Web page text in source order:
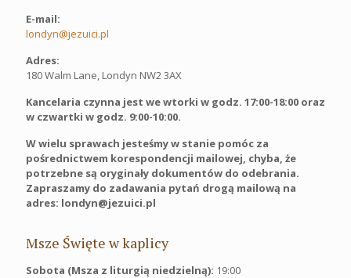
E-mail:
londyn@jezuici.pl
Adres:
180 Walm Lane, Londyn NW2 3AX
Kancelaria czynna jest we wtorki w godz. 17:00-18:00 oraz
w czwartki w godz. 9:00-10:00.
W wielu sprawach jesteśmy w stanie pomóc za
pośrednictwem korespondencji mailowej, chyba, że
potrzebne są oryginały dokumentów do odebrania.
Zapraszamy do zadawania pytań drogą mailową na
adres: londyn@jezuici.pl
Msze Święte w kaplicy
Sobota (Msza z liturgią niedzielną): 19:00